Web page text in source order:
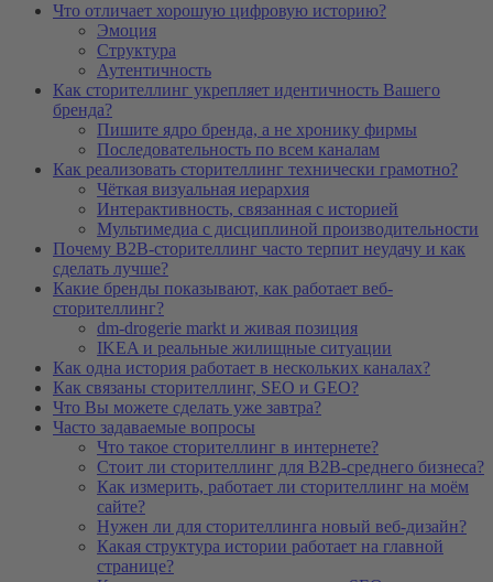
Что отличает хорошую цифровую историю?
Эмоция
Структура
Аутентичность
Как сторителлинг укрепляет идентичность Вашего
бренда?
Пишите ядро бренда, а не хронику фирмы
Последовательность по всем каналам
Как реализовать сторителлинг технически грамотно?
Чёткая визуальная иерархия
Интерактивность, связанная с историей
Мультимедиа с дисциплиной производительности
Почему B2B-сторителлинг часто терпит неудачу и как
сделать лучше?
Какие бренды показывают, как работает веб-
сторителлинг?
dm-drogerie markt и живая позиция
IKEA и реальные жилищные ситуации
Как одна история работает в нескольких каналах?
Как связаны сторителлинг, SEO и GEO?
Что Вы можете сделать уже завтра?
Часто задаваемые вопросы
Что такое сторителлинг в интернете?
Стоит ли сторителлинг для B2B-среднего бизнеса?
Как измерить, работает ли сторителлинг на моём
сайте?
Нужен ли для сторителлинга новый веб-дизайн?
Какая структура истории работает на главной
странице?